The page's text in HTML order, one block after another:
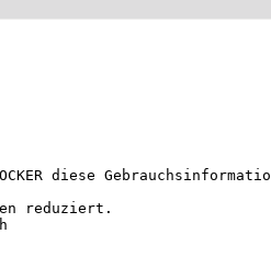
diese
reduziert.